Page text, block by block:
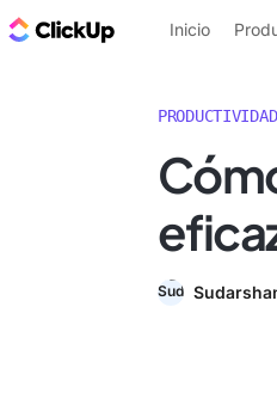
ClickUp Blog
Inicio
PRODUCTIVIDAD